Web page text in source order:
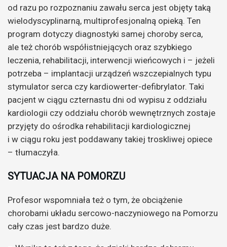
od razu po rozpoznaniu zawału serca jest objęty taką
wielodyscyplinarną, multiprofesjonalną opieką. Ten
program dotyczy diagnostyki samej choroby serca,
ale też chorób współistniejących oraz szybkiego
leczenia, rehabilitacji, interwencji wieńcowych i – jeżeli
potrzeba – implantacji urządzeń wszczepialnych typu
stymulator serca czy kardiowerter-defibrylator. Taki
pacjent w ciągu czternastu dni od wypisu z oddziału
kardiologii czy oddziału chorób wewnętrznych zostaje
przyjęty do ośrodka rehabilitacji kardiologicznej
i w ciągu roku jest poddawany takiej troskliwej opiece
– tłumaczyła.
SYTUACJA NA POMORZU
Profesor wspomniała też o tym, że obciążenie
chorobami układu sercowo-naczyniowego na Pomorzu
cały czas jest bardzo duże.